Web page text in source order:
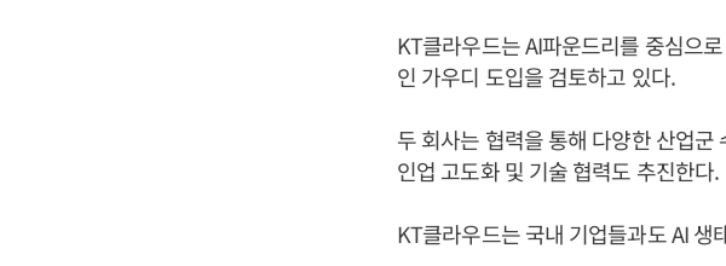
KT클라우드는 AI파운드리를 중심으
인 가우디 도입을 검토하고 있다.
두 회사는 협력을 통해 다양한 산업
인업 고도화 및 기술 협력도 추진한다.
KT클라우드는 국내 기업들과도 AI 생